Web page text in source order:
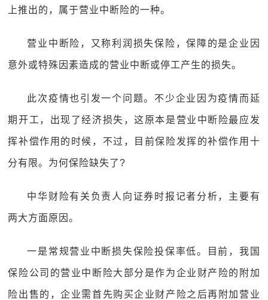
上推出的，属于营业中断险的一种。
营业中断险，又称利润损失保险，保障的是企业因
意外或特殊因素造成的营业中断或停工产生的损失。
此次疫情也引发一个问题。不少企业因为疫情而延
期开工，出现了经济损失，这原本是营业中断险最应发
挥补偿作用的时候，不过，目前保险发挥的补偿作用十
分有限。为何保险缺失了?
中华财险有关负责人向证券时报记者分析，主要有
两大方面原因。
一是常规营业中断损失保险投保率低。目前，我国
保险公司的营业中断险大部分是作为企业财产险的附加
险出售的，企业需首先购买企业财产险之后再附加营业